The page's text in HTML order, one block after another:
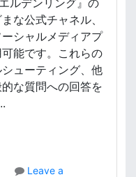
ルデンリング』の
な公式チャネル、
シャルメディアプ
能です。これらの
ューティング、他
な質問への回答を
Leave a